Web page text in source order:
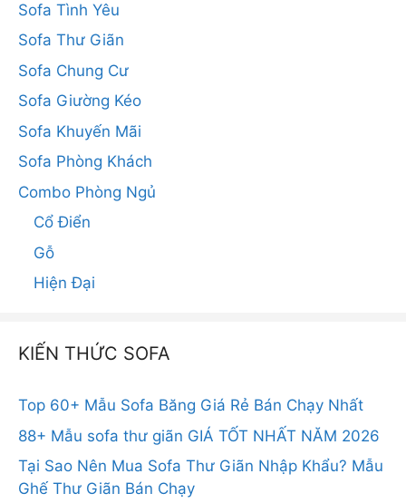
Sofa Tình Yêu
Sofa Thư Giãn
Sofa Chung Cư
Sofa Giường Kéo
Sofa Khuyến Mãi
Sofa Phòng Khách
Combo Phòng Ngủ
Cổ Điển
Gỗ
Hiện Đại
KIẾN THỨC SOFA
Top 60+ Mẫu Sofa Băng Giá Rẻ Bán Chạy Nhất
88+ Mẫu sofa thư giãn GIÁ TỐT NHẤT NĂM 2026
Tại Sao Nên Mua Sofa Thư Giãn Nhập Khẩu? Mẫu
Ghế Thư Giãn Bán Chạy